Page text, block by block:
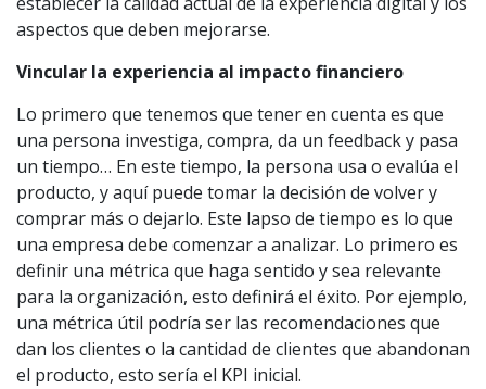
aspectos que deben mejorarse.
Vincular la experiencia al impacto financiero
Lo primero que tenemos que tener en cuenta es que
una persona investiga, compra, da un feedback y pasa
un tiempo… En este tiempo, la persona usa o evalúa el
producto, y aquí puede tomar la decisión de volver y
comprar más o dejarlo. Este lapso de tiempo es lo que
una empresa debe comenzar a analizar. Lo primero es
definir una métrica que haga sentido y sea relevante
para la organización, esto definirá el éxito. Por ejemplo,
una métrica útil podría ser las recomendaciones que
dan los clientes o la cantidad de clientes que abandonan
el producto, esto sería el KPI inicial.